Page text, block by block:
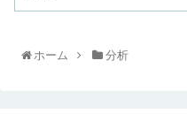
ホーム 分析